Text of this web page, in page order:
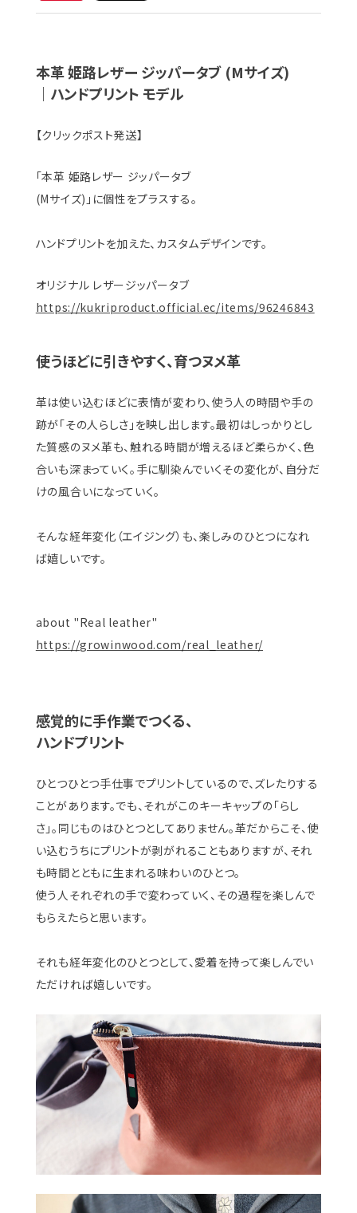
本革 姫路レザー ジッパータブ (Mサイズ)
｜ハンドプリント モデル
【クリックポスト発送】
「本革 姫路レザー ジッパータブ
(Mサイズ)」に個性をプラスする。
ハンドプリントを加えた、カスタムデザインです。
オリジナル レザージッパータブ
https://kukriproduct.official.ec/items/96246843
使うほどに引きやすく、育つヌメ革
革は使い込むほどに表情が変わり、使う人の時間や手の
跡が「その人らしさ」を映し出します。最初はしっかりとし
た質感のヌメ革も、触れる時間が増えるほど柔らかく、色
合いも深まっていく。手に馴染んでいくその変化が、自分だ
けの風合いになっていく。
そんな経年変化（エイジング）も、楽しみのひとつになれ
ば嬉しいです。
about "Real leather"
https://growinwood.com/real_leather/
感覚的に手作業でつくる、
ハンドプリント
ひとつひとつ手仕事でプリントしているので、ズレたりする
ことがあります。でも、それがこのキーキャップの「らし
さ」。同じものはひとつとしてありません。革だからこそ、使
い込むうちにプリントが剥がれることもありますが、それ
も時間とともに生まれる味わいのひとつ。
使う人それぞれの手で変わっていく、その過程を楽しんで
もらえたらと思います。
それも経年変化のひとつとして、愛着を持って楽しんでい
ただければ嬉しいです。